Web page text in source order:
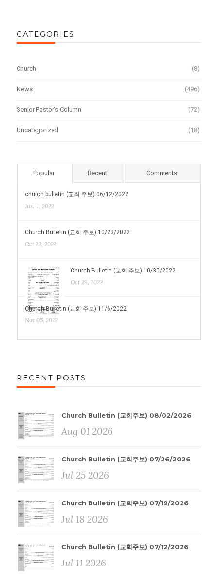
CATEGORIES
Church (8)
News (496)
Senior Pastor's Column (72)
Uncategorized (18)
Popular Recent Comments
church bulletin (교회 주보) 06/12/2022
Jun 11, 2022
Church Bulletin (교회 주보) 10/23/2022
Oct 22, 2022
Church Bulletin (교회 주보) 10/30/2022
Oct 29, 2022
Church Bulletin (교회 주보) 11/6/2022
Nov 05, 2022
RECENT POSTS
Church Bulletin (교회주보) 08/02/2026
Aug 01 2026
Church Bulletin (교회주보) 07/26/2026
Jul 25 2026
Church Bulletin (교회주보) 07/19/2026
Jul 18 2026
Church Bulletin (교회주보) 07/12/2026
Jul 11 2026